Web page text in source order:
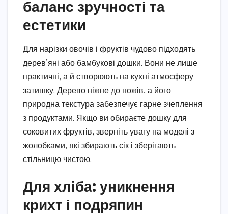
баланс зручності та
естетики
Для нарізки овочів і фруктів чудово підходять
дерев’яні або бамбукові дошки. Вони не лише
практичні, а й створюють на кухні атмосферу
затишку. Дерево ніжне до ножів, а його
природна текстура забезпечує гарне зчеплення
з продуктами. Якщо ви обираєте дошку для
соковитих фруктів, зверніть увагу на моделі з
жолобками, які збирають сік і зберігають
стільницю чистою.
Для хліба: уникнення
крихт і подряпин